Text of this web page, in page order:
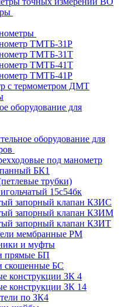
ТМТБ-31Р
ТМТБ-31Т
ТМТБ-41Т
ТМТБ-41Р
с термометром ДМТ
оборудование для
оборудование для
под манометр
БК1
трубки)
15с54бк
запорный клапан КЗИС
запорный клапан КЗИМ
запорный клапан КЗИТ
мембранные РМ
и муфты
прямые БП
скошенные БС
конструкции ЗК 4
конструкции ЗК 14
по ЗК4